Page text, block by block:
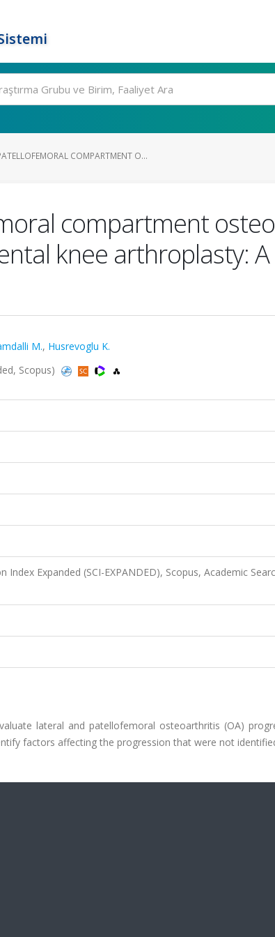
COMPARTMENT O...
compartment
knee arthroplasty:
M., Husrevoglu K.
Scopus)
Index Expanded (SCI-EXPANDED), Scopus, Academic
lateral and patellofemoral osteoarthritis (OA)
factors affecting the progression that were not